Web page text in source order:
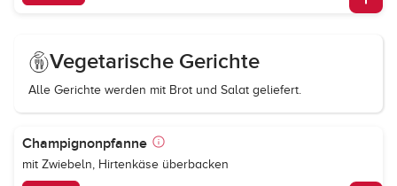
Vegetarische Gerichte
Alle Gerichte werden mit Brot und Salat geliefert.
Champignonpfanne
mit Zwiebeln, Hirtenkäse überbacken